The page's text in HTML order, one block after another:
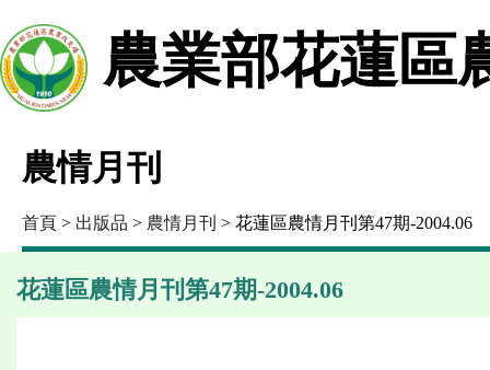
農業部花蓮區
農情月刊
首頁 > 出版品 > 農情月刊 > 花蓮區農情月刊第47期-2004.06
花蓮區農情月刊第47期-2004.06